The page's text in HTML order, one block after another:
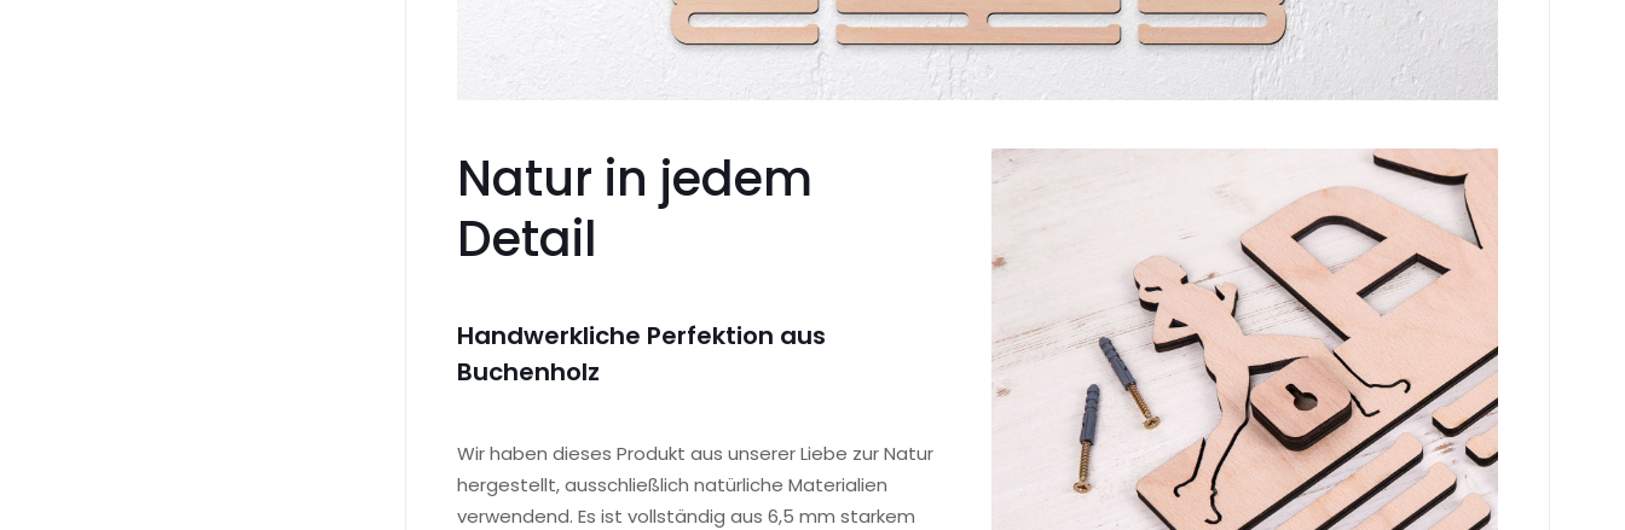
Natur in jedem
Detail
Handwerkliche Perfektion aus
Buchenholz
Wir haben dieses Produkt aus unserer Liebe zur Natur
hergestellt, ausschließlich natürliche Materialien
verwendend. Es ist vollständig aus 6,5 mm starkem